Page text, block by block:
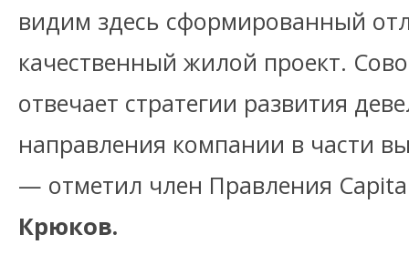
видим здесь сформированный
качественный жилой проект.
отвечает стратегии развития
направления компании в части
— отметил член Правления
Крюков.